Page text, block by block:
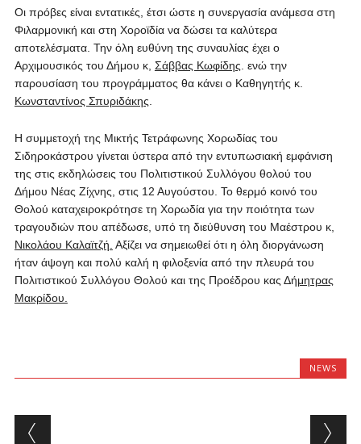
Οι πρόβες είναι εντατικές, έτσι ώστε η συνεργασία ανάμεσα στη
Φιλαρμονική και στη Χοροϊδία να δώσει τα καλύτερα
αποτελέσματα. Την όλη ευθύνη της συναυλίας έχει ο
Αρχιμουσικός του Δήμου κ, Σάββας Κωφίδης . ενώ την
παρουσίαση του προγράμματος θα κάνει ο Καθηγητής κ.
Κωνσταντίνος Σπυριδάκης
Η συμμετοχή της Μικτής Τετράφωνης Χορωδίας του
Σιδηροκάστρου γίνεται ύστερα από την εντυπωσιακή εμφάνιση
της στις εκδηλώσεις του Πολιτιστικού Συλλόγου θολού του
Δήμου Νέας Ζίχνης, στις 12 Αυγούστου. Το θερμό κοινό του
Θολού καταχειροκρότησε τη Χορωδία για την ποιότητα των
τραγουδιών που απέδωσε, υπό τη διεύθυνση του Μαέστρου κ,
Νικολάου Καλαϊτζή. Αξίζει να σημειωθεί ότι η όλη διοργάνωση
ήταν άψογη και πολύ καλή η φιλοξενία από την πλευρά του
Πολιτιστικού Συλλόγου Θολού και της Προέδρου κας Δήμητρας
Μακρίδου.
NEWS
Post navigation